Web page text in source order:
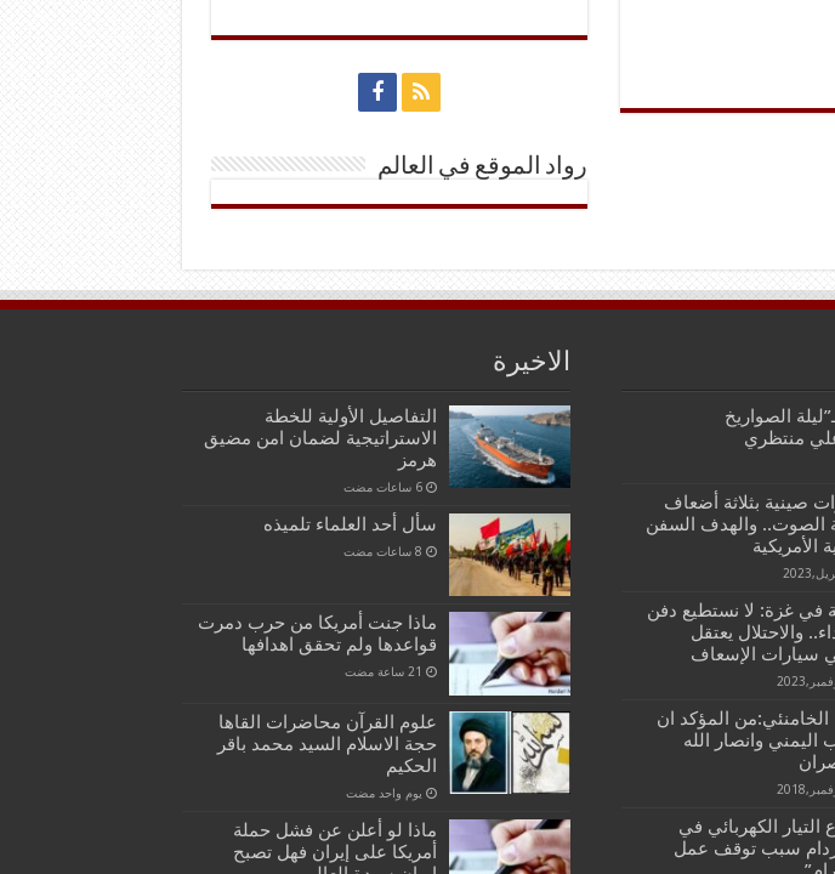
رواد الموقع في العالم
الصواريخ
منتظري
صينية بثلاثة أضعاف
الصوت.. والهدف السفن
الأمريكية
في غزة: لا نستطيع دفن
والاحتلال يعتقل
سيارات الإسعاف
الخامنئي:من المؤكد ان
اليمني وانصار الله
التيار الكهربائي في
سبب توقف عمل
الاخيرة
التفاصيل الأولية للخطة
الاستراتيجية لضمان امن مضيق
هرمز
سأل أحد العلماء تلميذه
ماذا جنت أمريكا من حرب دمرت
قواعدها ولم تحقق اهدافها
علوم القرآن محاضرات القاها
حجة الاسلام السيد محمد باقر
الحكيم
‏يوم واحد مضت
ماذا لو أعلن عن فشل حملة
أمريكا على إيران فهل تصبح